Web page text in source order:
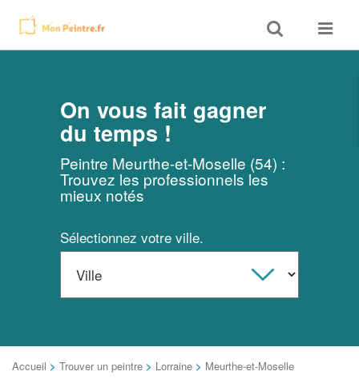
Toggle
search
Toggle
On vous fait gagner
du temps !
Peintre Meurthe-et-Moselle (54) :
Trouvez les professionnels les
mieux notés
Sélectionnez votre ville.
Accueil > Trouver un peintre > Lorraine > Meurthe-et-Moselle